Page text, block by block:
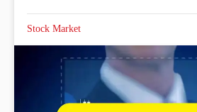
Stock Market